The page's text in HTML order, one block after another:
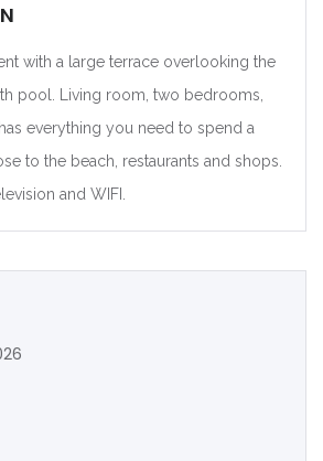
with a large terrace overlooking the
pool. Living room, two bedrooms,
everything you need to spend a
to the beach, restaurants and shops.
and WIFI.